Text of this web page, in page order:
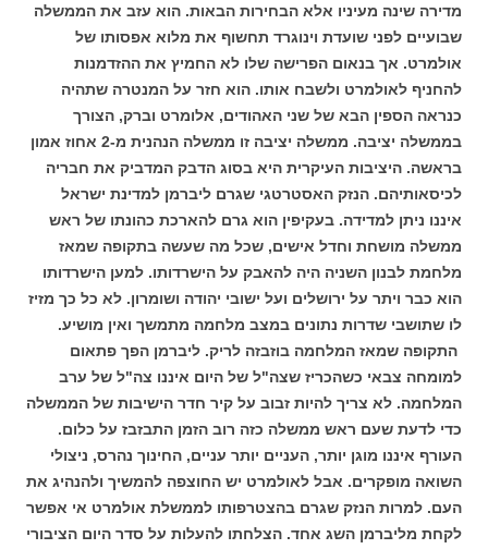
מדירה שינה מעיניו אלא הבחירות הבאות. הוא עזב את הממשלה
שבועיים לפני שועדת וינוגרד תחשוף את מלוא אפסותו של
אולמרט. אך בנאום הפרישה שלו לא החמיץ את ההזדמנות
להחניף לאולמרט ולשבח אותו. הוא חזר על המנטרה שתהיה
כנראה הספין הבא של שני האהודים, אלומרט וברק, הצורך
בממשלה יציבה.
ממשלה יציבה זו ממשלה הנהנית מ-2 אחוז אמון
בראשה. היציבות העיקרית היא בסוג הדבק המדביק את חבריה
לכיסאותיהם. הנזק האסטרטגי שגרם ליברמן למדינת ישראל
איננו ניתן למדידה. בעקיפין הוא גרם להארכת כהונתו של ראש
ממשלה מושחת וחדל אישים, שכל מה שעשה בתקופה שמאז
מלחמת לבנון השניה היה להאבק על הישרדותו. למען הישרדותו
הוא כבר ויתר על ירושלים ועל ישובי יהודה ושומרון. לא כל כך מזיז
לו שתושבי שדרות נתונים במצב מלחמה מתמשך ואין מושיע.
התקופה שמאז המלחמה בוזבזה לריק. ליברמן הפך פתאום
למומחה צבאי כשהכריז שצה"ל של היום איננו צה"ל של ערב
המלחמה. לא צריך להיות זבוב על קיר חדר הישיבות של הממשלה
כדי לדעת שעם ראש ממשלה כזה רוב הזמן התבזבז על כלום.
העורף איננו מוגן יותר, העניים יותר עניים, החינוך נהרס, ניצולי
השואה מופקרים. אבל לאולמרט יש החוצפה להמשיך ולהנהיג את
העם. למרות הנזק שגרם בהצטרפותו לממשלת אולמרט אי אפשר
לקחת מליברמן השג אחד. הצלחתו להעלות על סדר היום הציבורי